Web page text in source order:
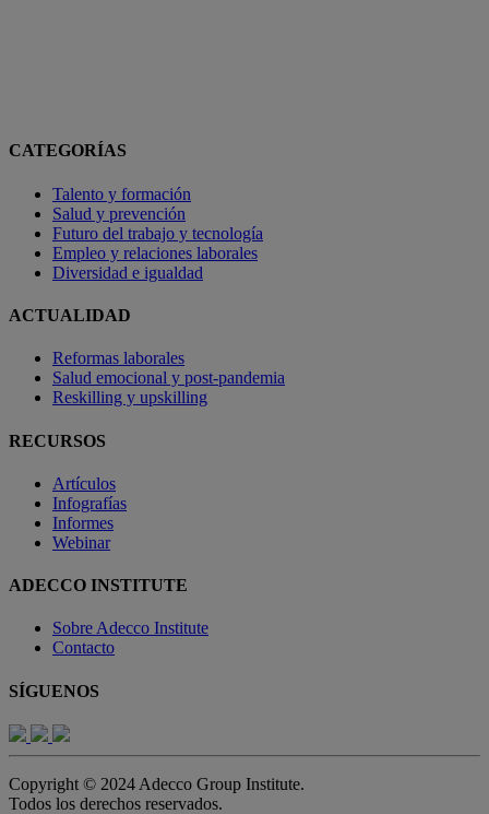
CATEGORÍAS
Talento y formación
Salud y prevención
Futuro del trabajo y tecnología
Empleo y relaciones laborales
Diversidad e igualdad
ACTUALIDAD
Reformas laborales
Salud emocional y post-pandemia
Reskilling y upskilling
RECURSOS
Artículos
Infografías
Informes
Webinar
ADECCO INSTITUTE
Sobre Adecco Institute
Contacto
SÍGUENOS
Copyright © 2024 Adecco Group Institute.
Todos los derechos reservados.